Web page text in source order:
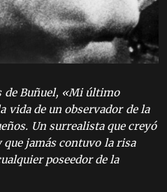
de Buñuel, «Mi último
vida de un observador de la
Un surrealista que creyó
que jamás contuvo la risa
poseedor de la